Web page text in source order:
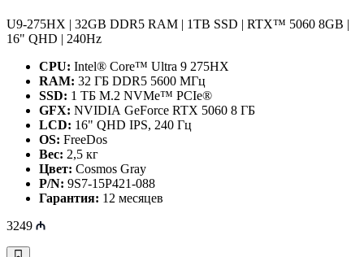
U9-275HX | 32GB DDR5 RAM | 1TB SSD | RTX™ 5060 8GB |
16" QHD | 240Hz
CPU: Intel® Core™ Ultra 9 275HX
RAM: 32 ГБ DDR5 5600 МГц
SSD: 1 ТБ M.2 NVMe™ PCIe®
GFX: NVIDIA GeForce RTX 5060 8 ГБ
LCD: 16" QHD IPS, 240 Гц
OS: FreeDos
Вес: 2,5 кг
Цвет: Cosmos Gray
P/N: 9S7-15P421-088
Гарантия: 12 месяцев
3249